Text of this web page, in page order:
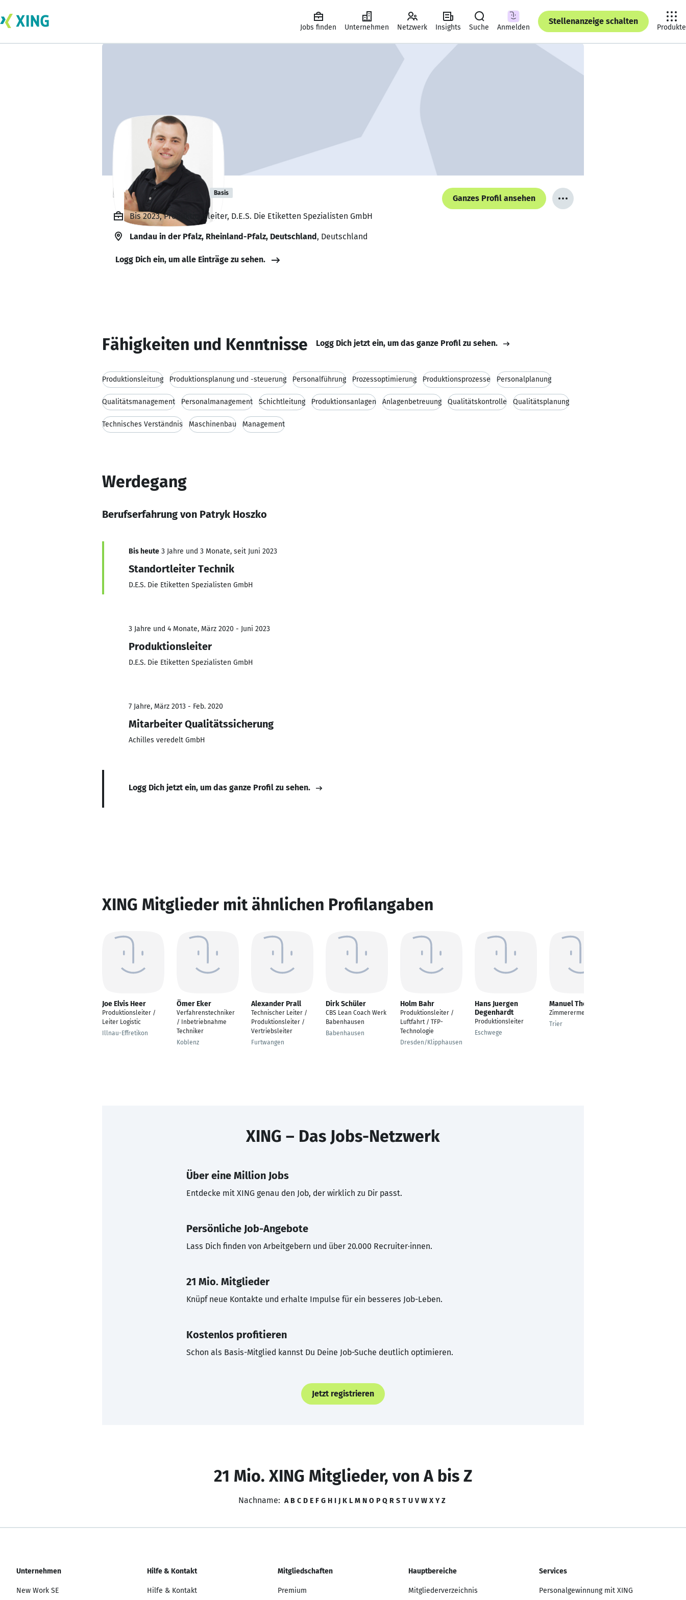
Jobs finden Unternehmen Netzwerk Insights Suche Anmelden
Stellenanzeige schalten
Produkte
Patryk Hoszko Basis
Ganzes Profil ansehen
Bis 2023, Produktionsleiter, D.E.S. Die Etiketten Spezialisten GmbH
Landau in der Pfalz, Rheinland-Pfalz, Deutschland, Deutschland
Logg Dich ein, um alle Einträge zu sehen.
Fähigkeiten und Kenntnisse Logg Dich jetzt ein, um das ganze Profil zu sehen.
Produktionsleitung Produktionsplanung und -steuerung Personalführung Prozessoptimierung Produktionsprozesse Personalplanung
Qualitätsmanagement Personalmanagement Schichtleitung Produktionsanlagen Anlagenbetreuung Qualitätskontrolle Qualitätsplanung
Technisches Verständnis Maschinenbau Management
Werdegang
Berufserfahrung von Patryk Hoszko
Bis heute 3 Jahre und 3 Monate, seit Juni 2023
Standortleiter Technik
D.E.S. Die Etiketten Spezialisten GmbH
3 Jahre und 4 Monate, März 2020 - Juni 2023
Produktionsleiter
D.E.S. Die Etiketten Spezialisten GmbH
7 Jahre, März 2013 - Feb. 2020
Mitarbeiter Qualitätssicherung
Achilles veredelt GmbH
Logg Dich jetzt ein, um das ganze Profil zu sehen.
XING Mitglieder mit ähnlichen Profilangaben
Joe Elvis Heer
Produktionsleiter /
Leiter Logistic
Illnau-Effretikon
Ömer Eker
Verfahrenstechniker
/ Inbetriebnahme
Techniker
Koblenz
Alexander Prall
Technischer Leiter /
Produktionsleiter /
Vertriebsleiter
Furtwangen
Dirk Schüler
CBS Lean Coach Werk
Babenhausen
Babenhausen
Holm Bahr
Produktionsleiter /
Luftfahrt / TFP-
Technologie
Dresden/Klipphausen
Hans Juergen
Degenhardt
Produktionsleiter
Eschwege
Manuel Theis
Zimmerermeister
Trier
XING – Das Jobs-Netzwerk
Über eine Million Jobs
Entdecke mit XING genau den Job, der wirklich zu Dir passt.
Persönliche Job-Angebote
Lass Dich finden von Arbeitgebern und über 20.000 Recruiter·innen.
21 Mio. Mitglieder
Knüpf neue Kontakte und erhalte Impulse für ein besseres Job-Leben.
Kostenlos profitieren
Schon als Basis-Mitglied kannst Du Deine Job-Suche deutlich optimieren.
Jetzt registrieren
21 Mio. XING Mitglieder, von A bis Z
Nachname: A B C D E F G H I J K L M N O P Q R S T U V W X Y Z
Unternehmen
New Work SE
Hilfe & Kontakt
Hilfe & Kontakt
Mitgliedschaften
Premium
Hauptbereiche
Mitgliederverzeichnis
Services
Personalgewinnung mit XING